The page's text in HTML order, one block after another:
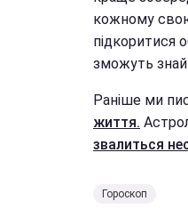
кожному
підкоритися
зможуть
Раніше ми
життя.
звалиться
Гороскоп